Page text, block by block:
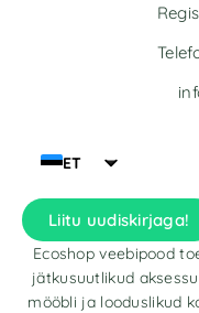
ET
Liitu uudiskirjaga!
Ecoshop veebipood
jätkusuutlikud
mööbli ja looduslikud